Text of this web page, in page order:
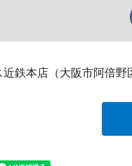
鉄本店（大阪市阿倍野